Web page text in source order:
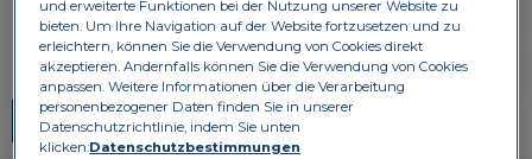
KLICKEN SIE ZUM TRAINING AUF DIE BILDER
2
und erweiterte Funktionen bei der Nutzung unserer Website zu
bieten. Um Ihre Navigation auf der Website fortzusetzen und zu
erleichtern, können Sie die Verwendung von Cookies direkt
akzeptieren. Andernfalls können Sie die Verwendung von Cookies
anpassen. Weitere Informationen über die Verarbeitung
personenbezogener Daten finden Sie in unserer
Datenschutzrichtlinie, indem Sie unten
klicken:Datenschutzbestimmungen